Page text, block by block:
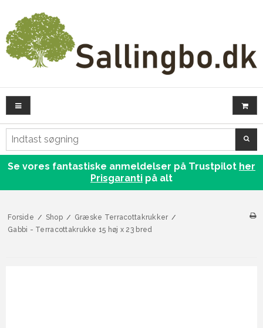
SØG
Se vores fantastiske anmeldelser på Trustpilot her
Prisgaranti på alt
Forside / Shop / Græske Terracottakrukker /
Gabbi - Terracottakrukke 15 høj x 23 bred